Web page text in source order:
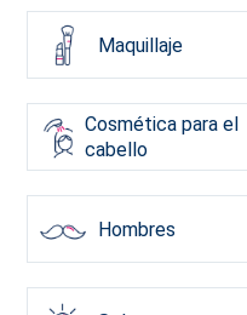
Maquillaje
Cosmética para el
cabello
Hombres